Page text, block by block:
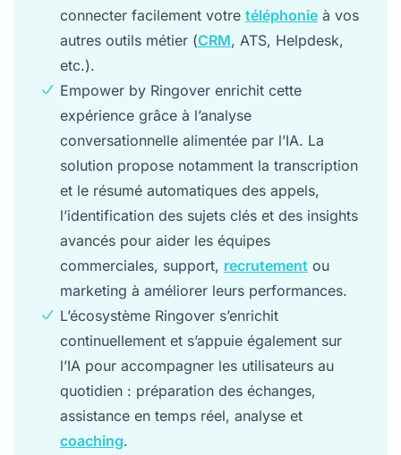
connecter facilement votre téléphonie à vos
autres outils métier (CRM, ATS, Helpdesk,
etc.).
Empower by Ringover enrichit cette
expérience grâce à l’analyse
conversationnelle alimentée par l’IA. La
solution propose notamment la transcription
et le résumé automatiques des appels,
l’identification des sujets clés et des insights
avancés pour aider les équipes
commerciales, support, recrutement ou
marketing à améliorer leurs performances.
L’écosystème Ringover s’enrichit
continuellement et s’appuie également sur
l’IA pour accompagner les utilisateurs au
quotidien : préparation des échanges,
assistance en temps réel, analyse et
coaching.